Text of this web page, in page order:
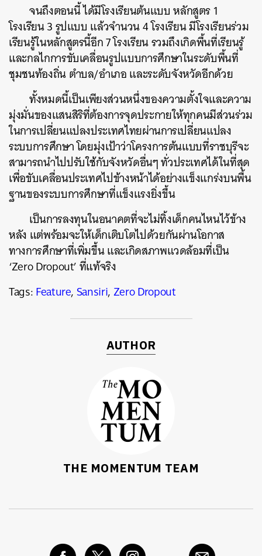
จนถึงตอนนี้ ได้มีโรงเรียนต้นแบบ หลักสูตร 1
โรงเรียน 3 รูปแบบ แล้วจำนวน 4 โรงเรียน มีโรงเรียนร่วม
เรียนรู้ในหลักสูตรนี้อีก 7 โรงเรียน รวมถึงเกิดพื้นที่เรียนรู้
และกลไกการขับเคลื่อนรูปแบบการศึกษาในระดับพื้นที่
ชุมชนท้องถิ่น ตำบล/อำเภอ และระดับจังหวัดอีกด้วย
ทั้งหมดนี้เป็นเพียงส่วนหนึ่งของความตั้งใจและความ
มุ่งมั่นของแสนสิริที่ต้องการจุดประกายให้ทุกคนมีส่วนร่วม
ในการเปลี่ยนแปลงประเทศไทยผ่านการเปลี่ยนแปลง
ระบบการศึกษา โดยมุ่งเป้าว่าโครงการต้นแบบที่ราชบุรีจะ
สามารถนำไปปรับใช้กับจังหวัดอื่นๆ ทั่วประเทศได้ในที่สุด
เพื่อขับเคลื่อนประเทศไปข้างหน้าได้อย่างแข็งแกร่งบนพื้น
ฐานของระบบการศึกษาที่แข็งแรงยิ่งขึ้น
เป็นการลงทุนในอนาคตที่จะไม่ทิ้งเด็กคนไหนไว้ข้าง
หลัง แต่พร้อมจะให้เด็กเติบโตไปด้วยกันผ่านโอกาส
ทางการศึกษาที่เพิ่มขึ้น และเกิดสภาพแวดล้อมที่เป็น
‘Zero Dropout’ ที่แท้จริง
Tags:Feature,Sansiri,Zero Dropout
AUTHOR
THE MOMENTUM TEAM